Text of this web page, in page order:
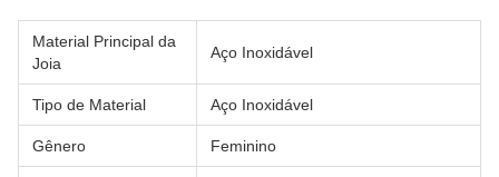
Material Principal da
Joia
Aço Inoxidável
Tipo de Material Aço Inoxidável
Gênero Feminino